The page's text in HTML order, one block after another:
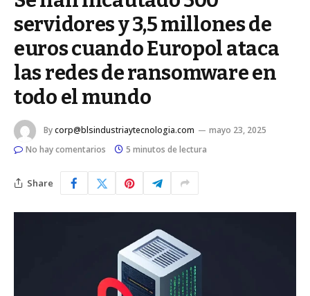
servidores y 3,5 millones de
euros cuando Europol ataca
las redes de ransomware en
todo el mundo
Bycorp@blsindustriaytecnologia.com
mayo 23, 2025
No hay comentarios
5 minutos de lectura
Share